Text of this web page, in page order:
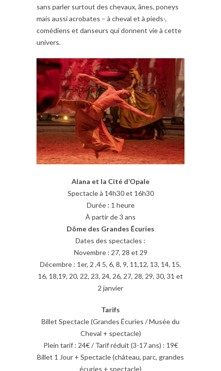
sans parler surtout des chevaux, ânes, poneys
mais aussi acrobates – à cheval et à pieds-,
comédiens et danseurs qui donnent vie à cette
univers.
Alana et la Cité d’Opale
Spectacle à 14h30 et 16h30
Durée : 1 heure
À partir de 3 ans
Dôme des Grandes Écuries
Dates des spectacles :
Novembre : 27, 28 et 29
Décembre : 1er, 2 ,4 5, 6, 8, 9, 11,12, 13, 14, 15,
16, 18,19, 20, 22, 23, 24, 26, 27, 28, 29, 30, 31 et
2 janvier
Tarifs
Billet Spectacle (Grandes Écuries / Musée du
Cheval + spectacle)
Plein tarif : 24€ / Tarif réduit (3-17 ans) : 19€
Billet 1 Jour + Spectacle (château, parc, grandes
écuries + spectacle)